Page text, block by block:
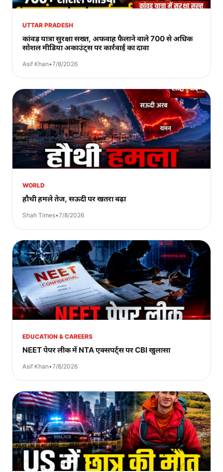
UTTAR PRADESH
कांवड़ यात्रा सुरक्षा सख्त, अफवाह फैलाने वाले 700 से अधिक
सोशल मीडिया अकाउंट्स पर कार्रवाई का दावा
Asif Khan•7/8/2026
WORLD
हौथी हमले तेज, सऊदी पर खतरा बढ़ा
Shah Times•7/8/2026
EDUCATION & CAREERS
NEET पेपर लीक में NTA एक्सपर्ट्स पर CBI खुलासा
Asif Khan•7/8/2026